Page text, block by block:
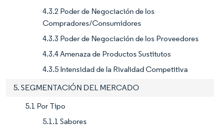
4.3.2 Poder de Negociación de los
Compradores/Consumidores
4.3.3 Poder de Negociación de los Proveedores
4.3.4 Amenaza de Productos Sustitutos
4.3.5 Intensidad de la Rivalidad Competitiva
5. SEGMENTACIÓN DEL MERCADO
5.1 Por Tipo
5.1.1 Sabores